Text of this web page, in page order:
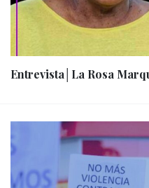
Entrevista│La Rosa